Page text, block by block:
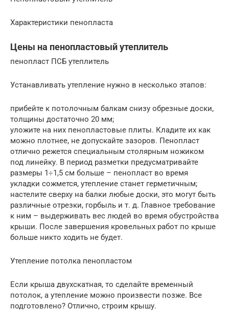
Характеристики пенопласта
Цены на пенопластовый утеплитель
пенопласт ПСБ утеплитель
Устанавливать утепление нужно в несколько этапов:
прибейте к потолочным балкам снизу обрезные доски,
толщины достаточно 20 мм;
уложите на них пенопластовые плиты. Кладите их как
можно плотнее, не допускайте зазоров. Пенопласт
отлично режется специальным столярным ножиком
под линейку. В период разметки предусматривайте
размеры 1÷1,5 см больше – пенопласт во время
укладки сожмется, утепление станет герметичным;
настелите сверху на балки любые доски, это могут быть
различные отрезки, горбыль и т. д. Главное требование
к ним – выдерживать вес людей во время обустройства
крыши. После завершения кровельных работ по крыше
больше никто ходить не будет.
Утепление потолка пенопластом
Если крыша двухскатная, то сделайте временный
потолок, а утепление можно произвести позже. Все
подготовлено? Отлично, строим крышу.